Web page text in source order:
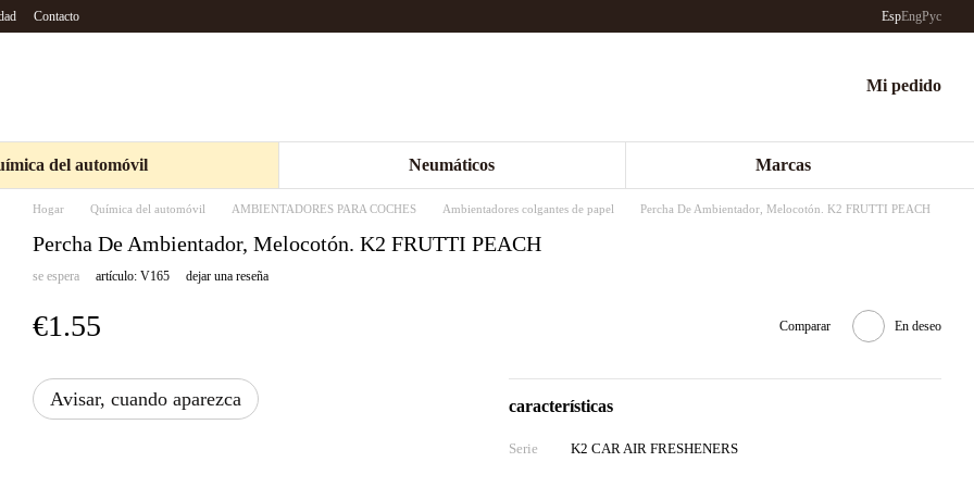
Contacto EspEngРус
Mi pedido
del automóvil Neumáticos Marcas
Hogar Química del automóvil AMBIENTADORES PARA COCHES Ambientadores colgantes de papel Percha De Ambientador, Melocotón. K2 FRUTTI PEACH
Percha De Ambientador, Melocotón. K2 FRUTTI PEACH
se espera artículo: V165 dejar una reseña
€1.55 Comparar En deseo
Avisar, cuando aparezca características
Serie K2 CAR AIR FRESHENERS